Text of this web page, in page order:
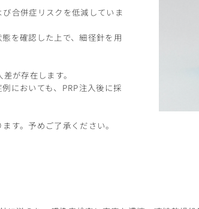
合併症リスクを低減していま
を確認した上で、細径針を用
が存在します。
においても、PRP注入後に採
す。予めご了承ください。